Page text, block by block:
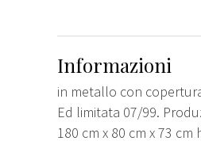
Informazioni
in metallo con
Ed limitata 07/99.
180 cm x 80 cm x 73 cm